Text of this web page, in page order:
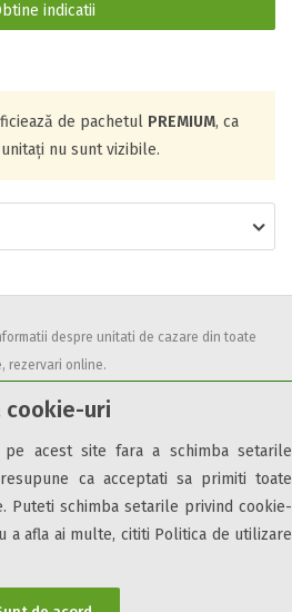
cookie-uri
pe acest site fara a schimba setarile
ca acceptati sa primiti toate
Puteti schimba setarile privind cookie-
a afla ai multe, cititi Politica de utilizare
indicatii
de pachetul PREMIUM, ca
nu sunt vizibile.
despre unitati de cazare din toate
rezervari online.
utile Parteneri Cazare7